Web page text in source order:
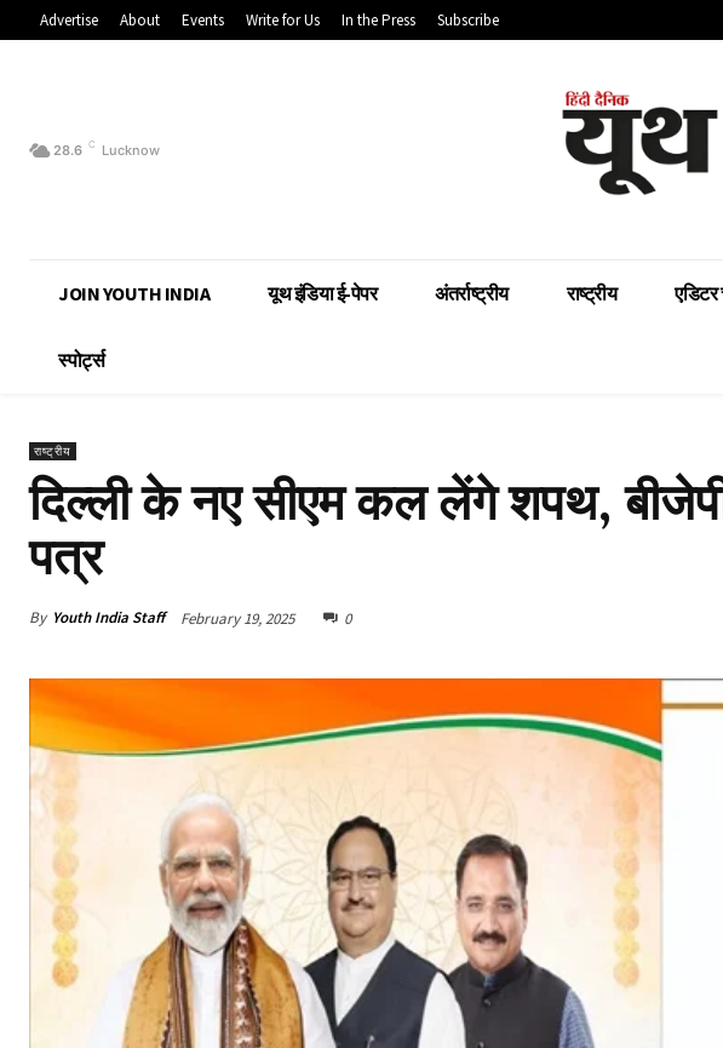
Advertise About Events Write for Us In the Press Subscribe
28.6 C Lucknow
JOIN YOUTH INDIA यूथ इंडिया ई-पेपर अंतर्राष्ट्रीय राष्ट्रीय एडिटर
स्पोर्ट्स
राष्ट्रीय
दिल्ली के नए सीएम कल लेंगे शपथ,
पत्र
By Youth India Staff February 19, 2025 0